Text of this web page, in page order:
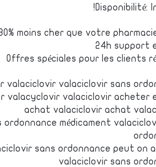
Disponibilité:
moins cher que votre
24h support
Offres spéciales pour les clients
valaciclovir valaciclovir sans
valacyclovir valaciclovir acheter
achat valaciclovir achat
ordonnance médicament
sans ordonnance peut on
valaciclovir sans